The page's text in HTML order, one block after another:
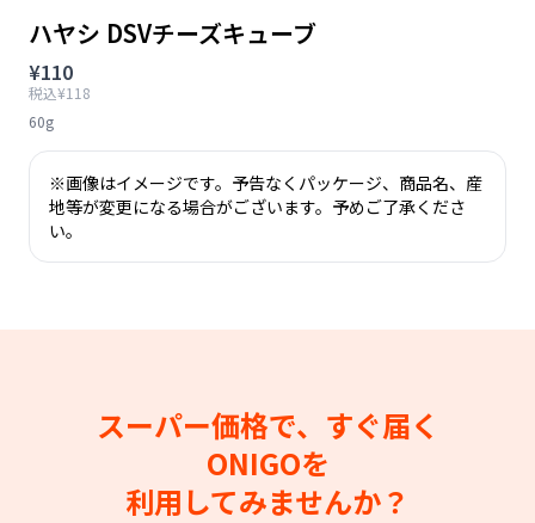
ハヤシ DSVチーズキューブ
¥110
税込¥118
60g
※画像はイメージです。予告なくパッケージ、商品名、産
地等が変更になる場合がございます。予めご了承くださ
い。
スーパー価格で、すぐ届く
ONIGOを
利用してみませんか？